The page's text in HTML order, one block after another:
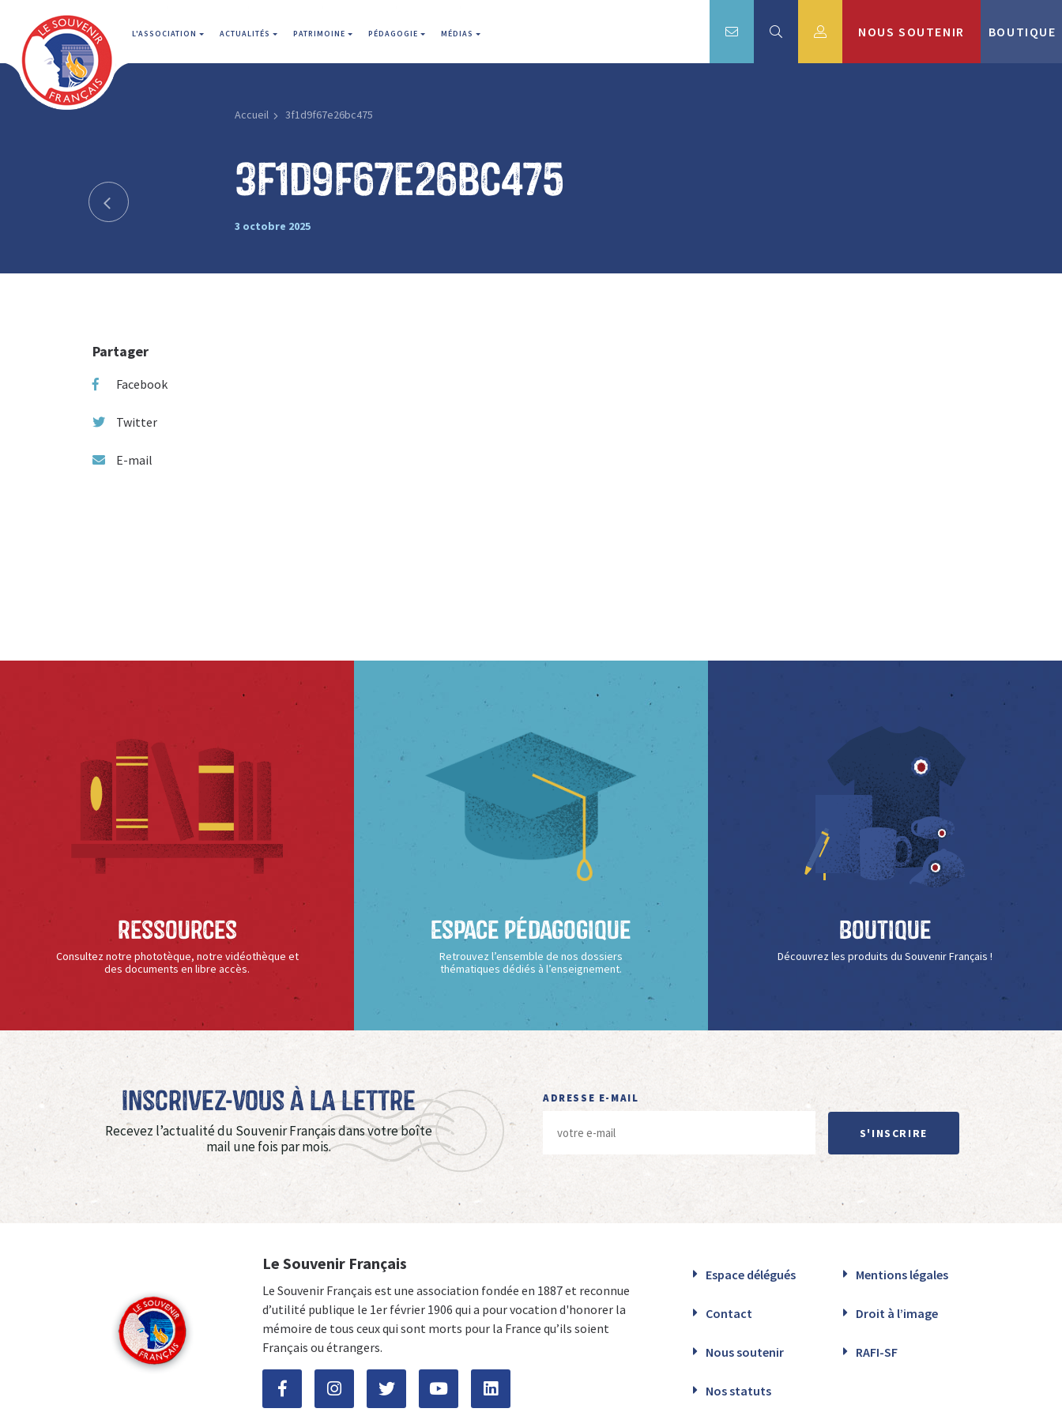
L'ASSOCIATION ACTUALITÉS PATRIMOINE PÉDAGOGIE MÉDIAS NOUS SOUTENIR BOUTIQUE
Accueil 3f1d9f67e26bc475
3f1d9f67e26bc475
3 octobre 2025
Partager
Facebook
Twitter
E-mail
Ressources
Consultez notre phototèque, notre vidéothèque et
des documents en libre accès.
Espace Pédagogique
Retrouvez l’ensemble de nos dossiers
thématiques dédiés à l’enseignement.
Boutique
Découvrez les produits du Souvenir Français !
Inscrivez-vous à La Lettre
Recevez l’actualité du Souvenir Français dans votre boîte
mail une fois par mois.
ADRESSE E-MAIL
S'INSCRIRE
Le Souvenir Français
Le Souvenir Français est une association fondée en 1887 et reconnue
d’utilité publique le 1er février 1906 qui a pour vocation d'honorer la
mémoire de tous ceux qui sont morts pour la France qu’ils soient
Français ou étrangers.
Espace délégués Mentions légales
Contact Droit à l’image
Nous soutenir RAFI-SF
Nos statuts